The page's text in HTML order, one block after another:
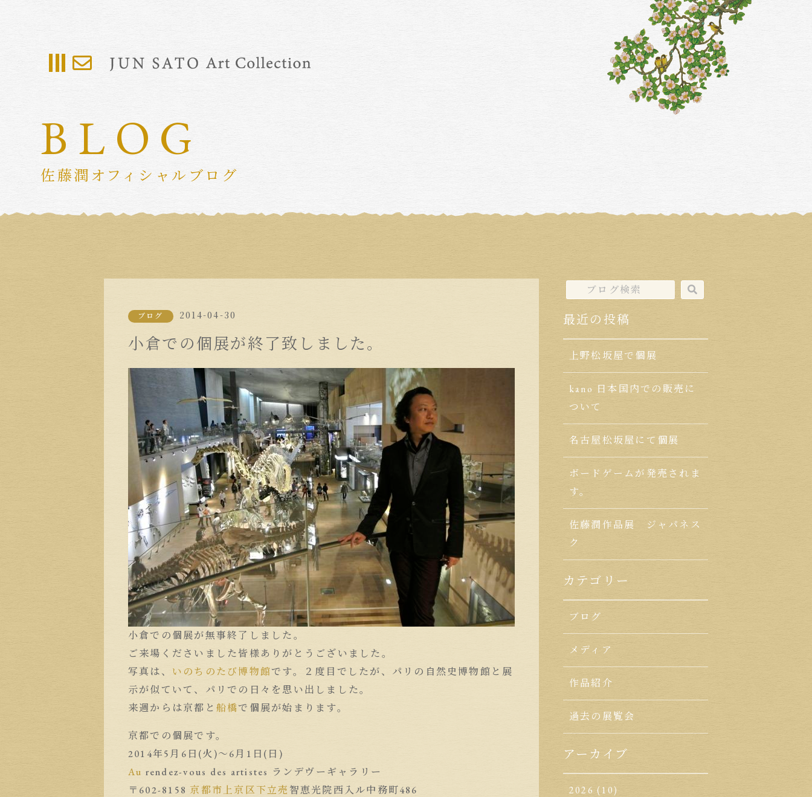
BLOG
佐藤潤オフィシャルブログ
ブログ 2014-04-30
小倉での個展が終了致しました。
小倉での個展が無事終了しました。
ご来場くださいました皆様ありがとうございました。
写真は、 いのちのたび博物館です。２度目でしたが、パリの自然史博物館と展
示が似ていて、パリでの日々を思い出しました。
来週からは京都と 船橋で個展が始まります。
京都での個展です。
2014年5月6日(火)〜6月1日(日)
Au rendez-vous des artistes ランデヴーギャラリー
〒602-8158 京都市 上京区下立売 智恵光院西入ル中務町486
最近の投稿
上野松坂屋で個展
kano 日本国内での販売に
ついて
名古屋松坂屋にて個展
ボードゲームが発売されま
す。
佐藤潤作品展 ジャパネス
ク
カテゴリー
ブログ
メディア
作品紹介
過去の展覧会
アーカイブ
2026 (10)